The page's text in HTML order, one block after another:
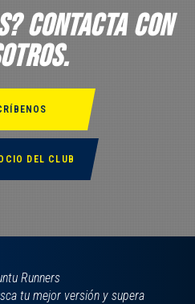
Contacta con
DEL CLUB
tu mejor versión y supera